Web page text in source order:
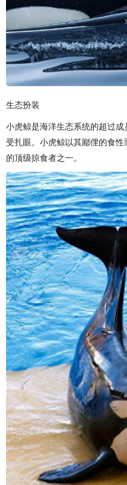
生态扮装
小虎鲸是海洋生态系统的超过
受扎眼。小虎鲸以其鄙俚的食
的顶级掠食者之一。